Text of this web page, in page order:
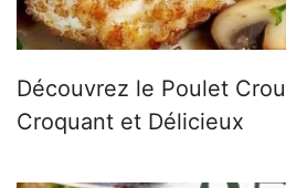
Découvrez le Poulet
Croquant et Délicieux